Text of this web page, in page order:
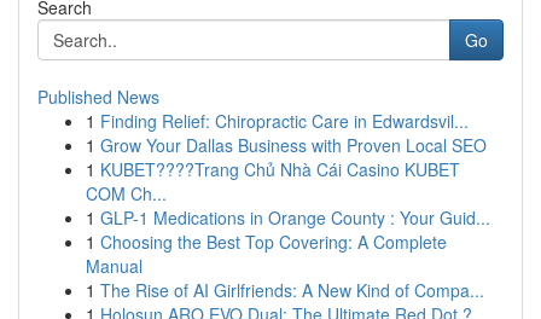
Search
Go
Published News
1 Finding Relief: Chiropractic Care in Edwardsvil...
1 Grow Your Dallas Business with Proven Local SEO
1 KUBET????️Trang Chủ Nhà Cái Casino KUBET
COM Ch...
1 GLP-1 Medications in Orange County : Your Guid...
1 Choosing the Best Top Covering: A Complete
Manual
1 The Rise of AI Girlfriends: A New Kind of Compa...
1 Holosun ARO EVO Dual: The Ultimate Red Dot ?